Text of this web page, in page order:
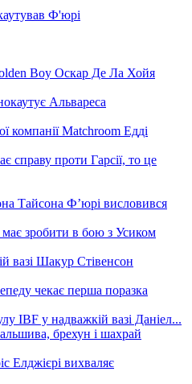
Ф'юрі
Альвареса
справу проти Гарсії, то це
зробити в бою з Усиком
чекає перша поразка
брехун і шахрай